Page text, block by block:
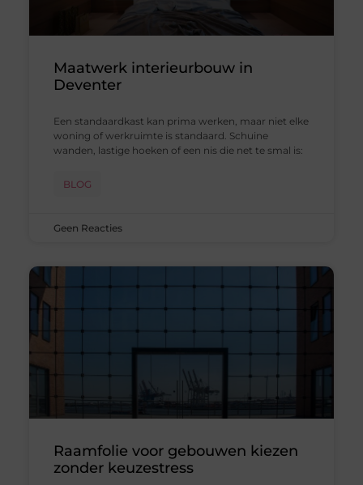
Maatwerk interieurbouw in
Deventer
Een standaardkast kan prima werken, maar niet elke
woning of werkruimte is standaard. Schuine
wanden, lastige hoeken of een nis die net te smal is:
BLOG
Geen Reacties
Raamfolie voor gebouwen kiezen
zonder keuzestress